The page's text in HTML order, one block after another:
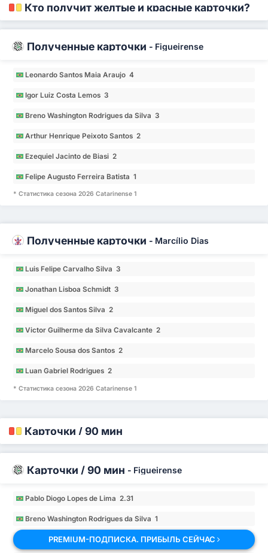
Кто получит желтые и красные карточки?
Полученные карточки - Figueirense
Leonardo Santos Maia Araujo 4
Igor Luiz Costa Lemos 3
Breno Washington Rodrigues da Silva 3
Arthur Henrique Peixoto Santos 2
Ezequiel Jacinto de Biasi 2
Felipe Augusto Ferreira Batista 1
* Статистика сезона 2026 Catarinense 1
Полученные карточки - Marcílio Dias
Luis Felipe Carvalho Silva 3
Jonathan Lisboa Schmidt 3
Miguel dos Santos Silva 2
Victor Guilherme da Silva Cavalcante 2
Marcelo Sousa dos Santos 2
Luan Gabriel Rodrigues 2
* Статистика сезона 2026 Catarinense 1
Карточки / 90 мин
Карточки / 90 мин - Figueirense
Pablo Diogo Lopes de Lima 2.31
Breno Washington Rodrigues da Silva 1
Leonardo Santos Maia Araujo 0.77
PREMIUM-ПОДПИСКА. ПРИБЫЛЬ СЕЙЧАС